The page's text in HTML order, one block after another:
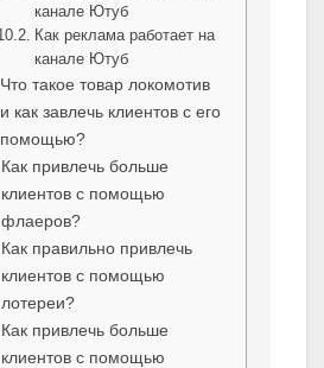
канале Ютуб
Как реклама работает на
канале Ютуб
Что такое товар локомотив
и как завлечь клиентов с его
помощью?
Как привлечь больше
клиентов с помощью
флаеров?
Как правильно привлечь
клиентов с помощью
лотереи?
Как привлечь больше
клиентов с помощью